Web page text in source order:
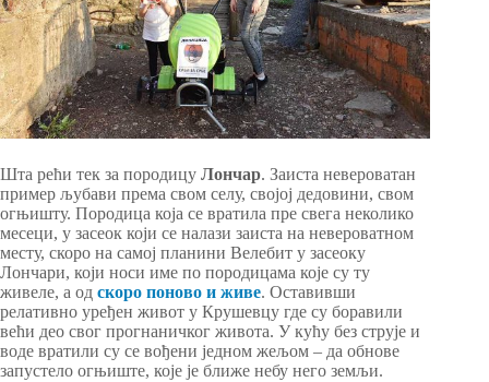
Шта рећи тек за породицу Лончар. Заиста невероватан
пример љубави према свом селу, својој дедовини, свом
огњишту. Породица која се вратила пре свега неколико
месеци, у засеок који се налази заиста на невероватном
месту, скоро на самој планини Велебит у засеоку
Лончари, који носи име по породицама које су ту
живеле, а од скоро поново и живе. Оставивши
релативно уређен живот у Крушевцу где су боравили
већи део свог прогнаничког живота. У кућу без струје и
воде вратили су се вођени једном жељом – да обнове
запустело огњиште, које је ближе небу него земљи.